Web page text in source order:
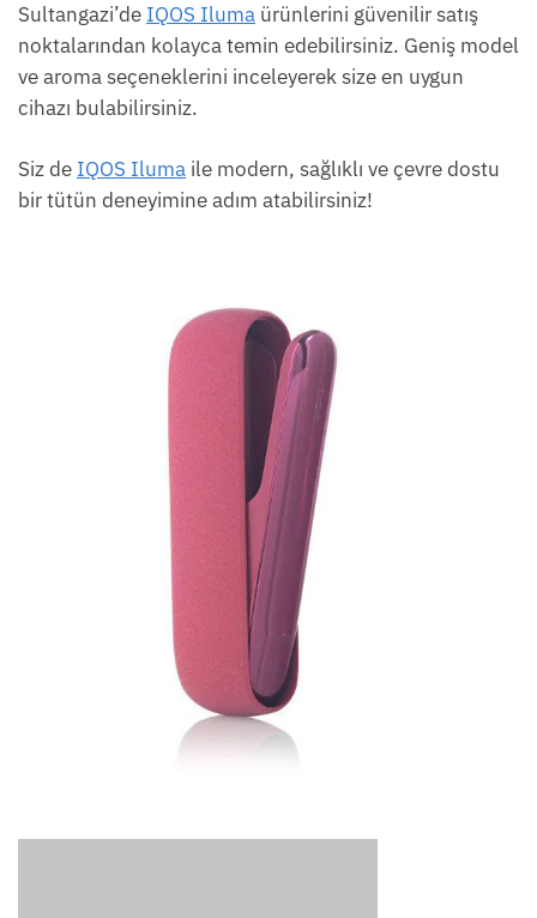
Sultangazi’de IQOS Iluma ürünlerini güvenilir satış
noktalarından kolayca temin edebilirsiniz. Geniş model
ve aroma seçeneklerini inceleyerek size en uygun
cihazı bulabilirsiniz.
Siz de IQOS Iluma ile modern, sağlıklı ve çevre dostu
bir tütün deneyimine adım atabilirsiniz!